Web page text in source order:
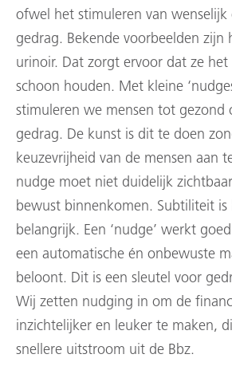
ofwel het stimuleren van wenselijk
gedrag. Bekende voorbeelden zijn
urinoir. Dat zorgt ervoor dat ze
schoon houden. Met kleine
stimuleren we mensen tot gezond
gedrag. De kunst is dit te doen
keuzevrijheid van de mensen aan
nudge moet niet duidelijk
bewust binnenkomen. Subtiliteit is
belangrijk. Een ‘nudge’ werkt
een automatische én onbewuste
beloont. Dit is een sleutel voor
Wij zetten nudging in om de
inzichtelijker en leuker te maken,
snellere uitstroom uit de Bbz.